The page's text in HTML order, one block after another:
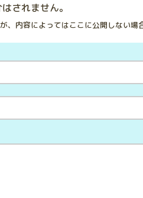
されません。
内容によってはここに公開しない場